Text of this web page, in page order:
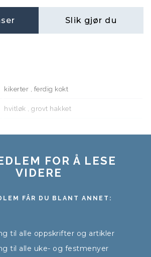
Slik gjør du
kikerter , ferdig kokt
hvitløk , grovt hakket
FOR Å LESE
VIDERE
FÅR DU BLANT ANNET:
til alle oppskrifter og artikler
til alle uke- og festmenyer